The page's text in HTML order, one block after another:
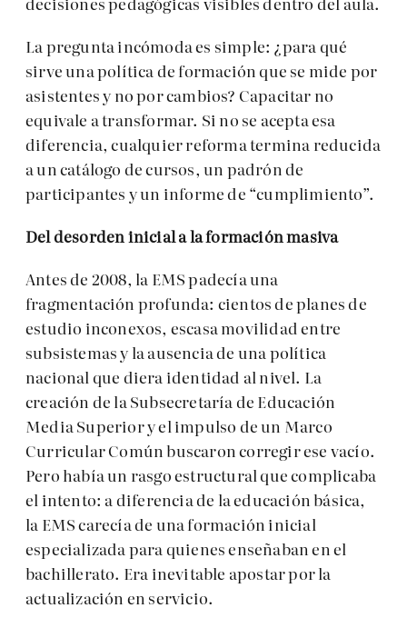
La pregunta incómoda es simple: ¿para qué
sirve una política de formación que se mide por
asistentes y no por cambios? Capacitar no
equivale a transformar. Si no se acepta esa
diferencia, cualquier reforma termina reducida
a un catálogo de cursos, un padrón de
participantes y un informe de “cumplimiento”.
Del desorden inicial a la formación masiva
Antes de 2008, la EMS padecía una
fragmentación profunda: cientos de planes de
estudio inconexos, escasa movilidad entre
subsistemas y la ausencia de una política
nacional que diera identidad al nivel. La
creación de la Subsecretaría de Educación
Media Superior y el impulso de un Marco
Curricular Común buscaron corregir ese vacío.
Pero había un rasgo estructural que complicaba
el intento: a diferencia de la educación básica,
la EMS carecía de una formación inicial
especializada para quienes enseñaban en el
bachillerato. Era inevitable apostar por la
actualización en servicio.